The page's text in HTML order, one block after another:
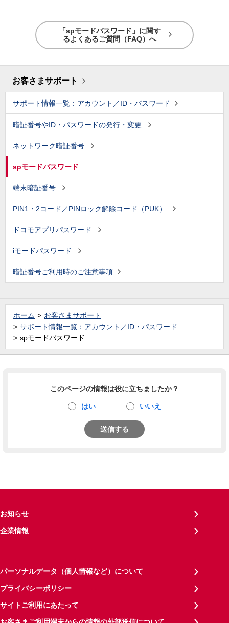
「spモードパスワード」に関す
るよくあるご質問（FAQ）へ
お客さまサポート
サポート情報一覧：アカウント／ID・パスワード
暗証番号やID・パスワードの発行・変更
ネットワーク暗証番号
spモードパスワード
端末暗証番号
PIN1・2コード／PINロック解除コード（PUK）
ドコモアプリパスワード
iモードパスワード
暗証番号ご利用時のご注意事項
ホーム
お客さまサポート
サポート情報一覧：アカウント／ID・パスワード
spモードパスワード
このページの情報は役に立ちましたか？
はい いいえ
送信する
お知らせ
企業情報
パーソナルデータ（個人情報など）について
プライバシーポリシー
サイトご利用にあたって